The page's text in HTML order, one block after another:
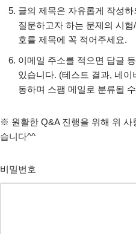
글의 제목은 자유롭게 작성
질문하고자 하는 문제의 시
호를 제목에 꼭 적어주세요.
이메일 주소를 적으면 답글
있습니다. (테스트 결과, 네
동하며 스팸 메일로 분류될
※ 원활한 Q&A 진행을 위해 위 사
습니다^^
비밀번호